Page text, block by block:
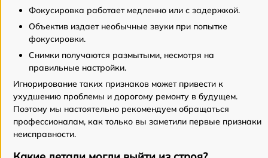
Фокусировка работает медленно или с задержкой.
Объектив издает необычные звуки при попытке
фокусировки.
Снимки получаются размытыми, несмотря на
правильные настройки.
Игнорирование таких признаков может привести к
ухудшению проблемы и дорогому ремонту в будущем.
Поэтому мы настоятельно рекомендуем обращаться
профессионалам, как только вы заметили первые признаки
неисправности.